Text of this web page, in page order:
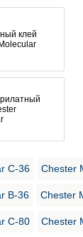
клей
C-36 Chester
B-36 Chester
C-80 Chester